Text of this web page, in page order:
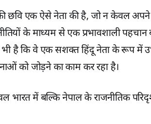
छवि एक ऐसे नेता की है, जो न केवल अपने
के माध्यम से एक प्रभावशाली पहचान
भी है कि वे एक सशक्त हिंदू नेता के रूप में
को जोड़ने का काम कर रहा है।
भारत में बल्कि नेपाल के राजनीतिक